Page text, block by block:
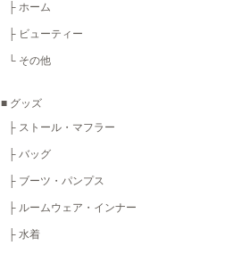
├ ホーム
├ ビューティー
└ その他
■ グッズ
├ ストール・マフラー
├ バッグ
├ ブーツ・パンプス
├ ルームウェア・インナー
├ 水着